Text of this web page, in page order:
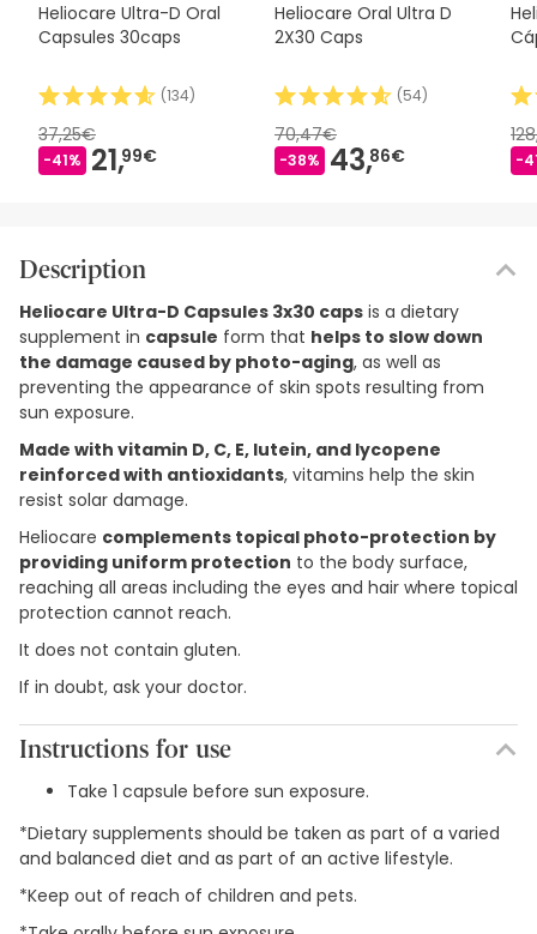
Heliocare Ultra-D Oral
Capsules 30caps
(134)
37,25€
-41% 21,99€
Heliocare Oral Ultra D
2X30 Caps
(54)
70,47€
-38% 43,86€ -
Description
Heliocare Ultra-D Capsules 3x30 caps is a dietary
supplement in capsule form that helps to slow down
the damage caused by photo-aging, as well as
preventing the appearance of skin spots resulting from
sun exposure.
Made with vitamin D, C, E, lutein, and lycopene
reinforced with antioxidants, vitamins help the skin
resist solar damage.
Heliocare complements topical photo-protection by
providing uniform protection to the body surface,
reaching all areas including the eyes and hair where topical
protection cannot reach.
It does not contain gluten.
If in doubt, ask your doctor.
Instructions for use
Take 1 capsule before sun exposure.
*Dietary supplements should be taken as part of a varied
and balanced diet and as part of an active lifestyle.
*Keep out of reach of children and pets.